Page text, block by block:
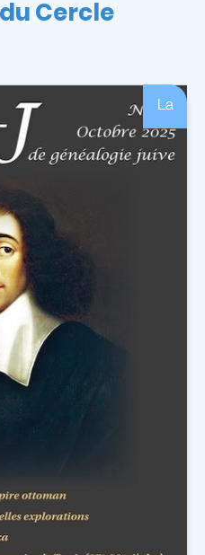
Cercle
La